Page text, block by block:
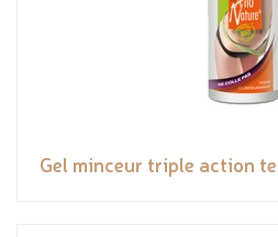
Gel minceur triple action